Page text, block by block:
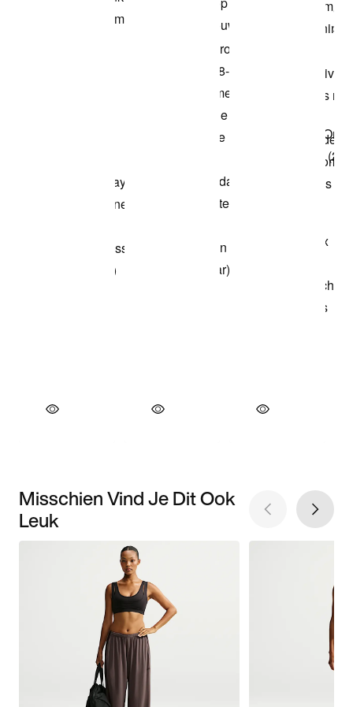
Misschien Vind Je Dit Ook
Leuk